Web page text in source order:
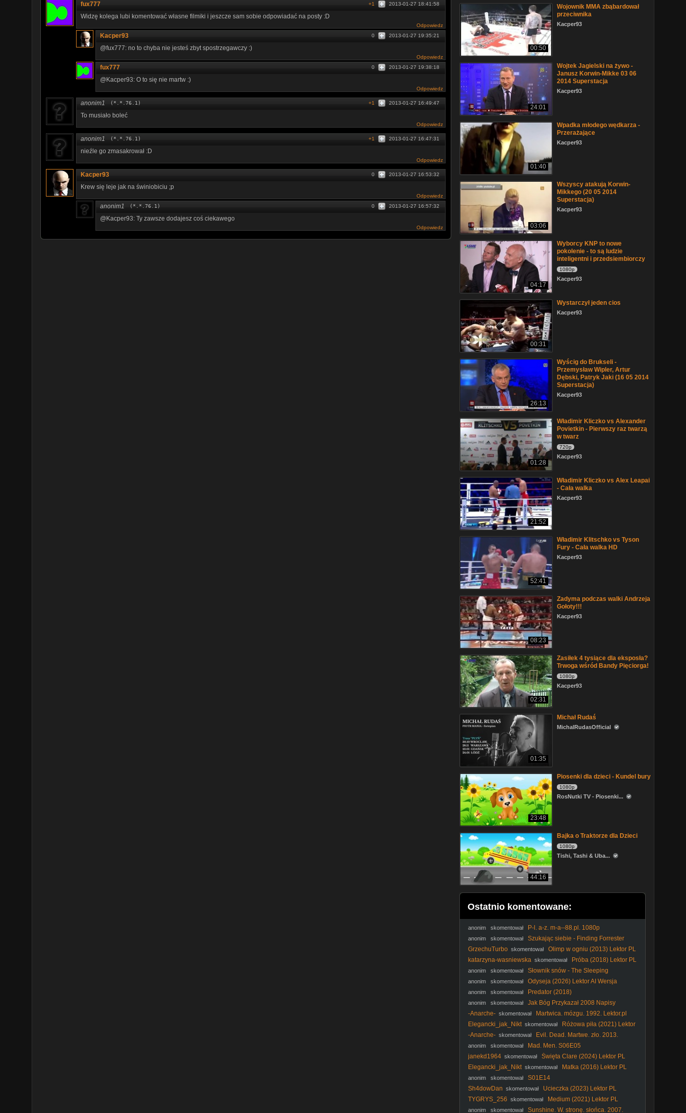
fux777 2013-01-27 18:41:58
+1
Widzę kolega lubi komentować własne filmiki i jeszcze sam sobie odpowiadać na posty :D
Odpowiedz
Kacper93 2013-01-27 19:35:21
0
@fux777: no to chyba nie jesteś zbyt spostrzegawczy :)
Odpowiedz
fux777 2013-01-27 19:38:18
0
@Kacper93: O to się nie martw :)
Odpowiedz
anonim1 (*.*.76.1) 2013-01-27 16:49:47
+1
To musiało boleć
Odpowiedz
anonim1 (*.*.76.1) 2013-01-27 16:47:31
+1
nieźle go zmasakrował :D
Odpowiedz
Kacper93 2013-01-27 16:53:32
0
Krew się leje jak na świniobiciu ;p
Odpowiedz
anonim1 (*.*.76.1) 2013-01-27 16:57:32
0
@Kacper93: Ty zawsze dodajesz coś ciekawego
Odpowiedz
00:50
Wojownik MMA zbąbardował
przeciwnika
Kacper93
24:01
Wojtek Jagielski na żywo -
Janusz Korwin-Mikke 03 06
2014 Superstacja
Kacper93
01:40
Wpadka młodego wędkarza -
Przerażające
Kacper93
03:06
Wszyscy atakują Korwin-
Mikkego (20 05 2014
Superstacja)
Kacper93
04:17
Wyborcy KNP to nowe
pokolenie - to są ludzie
inteligentni i przedsiembiorczy
1080p
Kacper93
00:31
Wystarczył jeden cios
Kacper93
26:13
Wyścig do Brukseli -
Przemysław Wipler, Artur
Dębski, Patryk Jaki (16 05 2014
Superstacja)
Kacper93
01:28
Władimir Kliczko vs Alexander
Povietkin - Pierwszy raz twarzą
w twarz
720p
Kacper93
21:52
Władimir Kliczko vs Alex Leapai
- Cała walka
Kacper93
52:41
Władimir Klitschko vs Tyson
Fury - Cała walka HD
Kacper93
08:23
Zadyma podczas walki Andrzeja
Gołoty!!!
Kacper93
02:31
Zasiłek 4 tysiące dla eksposła?
Trwoga wśród Bandy Pięciorga!
1080p
Kacper93
01:35
Michał Rudaś
MichalRudasOfficial
23:48
Piosenki dla dzieci - Kundel bury
1080p
RosNutki TV - Piosenki...
44:16
Bajka o Traktorze dla Dzieci
1080p
Tishi, Tashi & Uba...
Ostatnio komentowane:
anonim skomentował P-l. a-z. m-a--88.pl. 1080p
anonim skomentował
Szukając siebie - Finding Forrester
(Dramat obyczajowy, 2000) lektor
GrzechuTurbo skomentował
Olimp w ogniu (2013) Lektor PL
katarzyna-wasniewska skomentował Próba (2018) Lektor PL
anonim skomentował
Słownik snów - The Sleeping
Dictionary (2003) Lektor
anonim skomentował
Odyseja (2026) Lektor AI Wersja
Kinowa
anonim skomentował Predator (2018)
anonim skomentował
Jak Bóg Przykazał 2008 Napisy
-Anarche- skomentował
Martwica. mózgu. 1992. Lektor.pl
Elegancki_jak_Nikt skomentował
Różowa piła (2021) Lektor
PL
-Anarche- skomentował
Evil. Dead. Martwe. zło. 2013.
Lektor.pl
anonim skomentował
Mad. Men. S06E05
janekd1964 skomentował
Święta Clare (2024) Lektor PL
Elegancki_jak_Nikt skomentował Matka (2016) Lektor PL
anonim skomentował
S01E14
Sh4dowDan skomentował
Ucieczka (2023) Lektor PL
TYGRYS_256 skomentował Medium (2021) Lektor PL
anonim skomentował Sunshine. W. stronę. słońca. 2007.